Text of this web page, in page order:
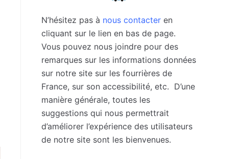
N’hésitez pas à nous contacter en
cliquant sur le lien en bas de page.
Vous pouvez nous joindre pour des
remarques sur les informations données
sur notre site sur les fourrières de
France, sur son accessibilité, etc. D’une
manière générale, toutes les
suggestions qui nous permettrait
d’améliorer l’expérience des utilisateurs
de notre site sont les bienvenues.